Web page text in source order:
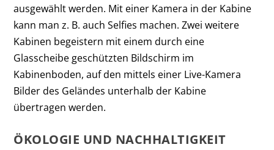
ausgewählt werden. Mit einer Kamera in der Kabine
kann man z. B. auch Selfies machen. Zwei weitere
Kabinen begeistern mit einem durch eine
Glasscheibe geschützten Bildschirm im
Kabinenboden, auf den mittels einer Live-Kamera
Bilder des Geländes unterhalb der Kabine
übertragen werden.
ÖKOLOGIE UND NACHHALTIGKEIT